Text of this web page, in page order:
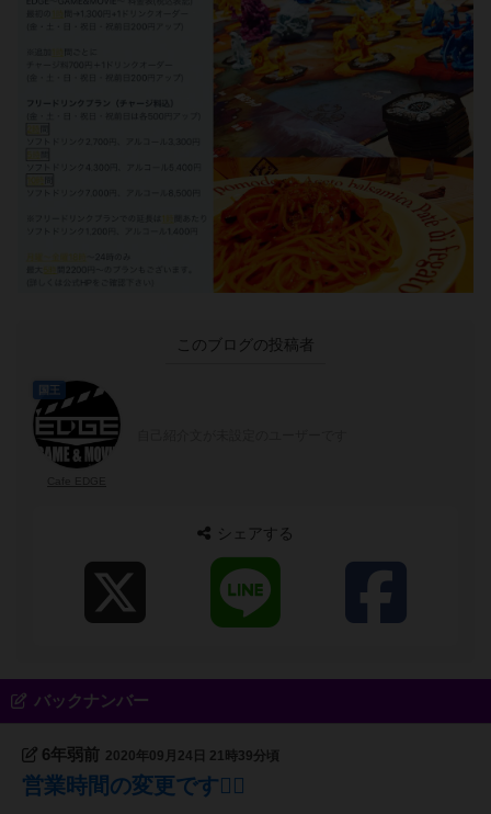
このブログの投稿者
国王
シェアする
バックナンバー
6年弱前 2020年09月24日 21時39分頃
営業時間の変更です🙇‍♂️